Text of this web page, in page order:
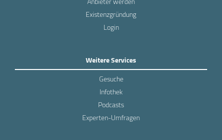
Existenzgründung
Login
Weitere Services
Gesuche
Infothek
Podcasts
Experten-Umfragen